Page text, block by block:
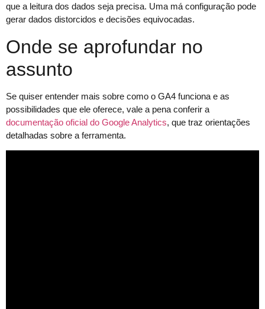
que a leitura dos dados seja precisa. Uma má configuração pode
gerar dados distorcidos e decisões equivocadas.
Onde se aprofundar no
assunto
Se quiser entender mais sobre como o GA4 funciona e as
possibilidades que ele oferece, vale a pena conferir a
documentação oficial do Google Analytics, que traz orientações
detalhadas sobre a ferramenta.